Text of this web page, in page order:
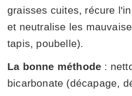
graisses cuites, récure
et neutralise les
tapis, poubelle).
La bonne méthode :
bicarbonate (décapage,